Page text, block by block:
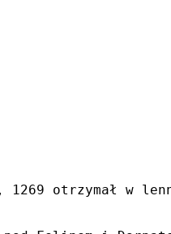
otrzymał w